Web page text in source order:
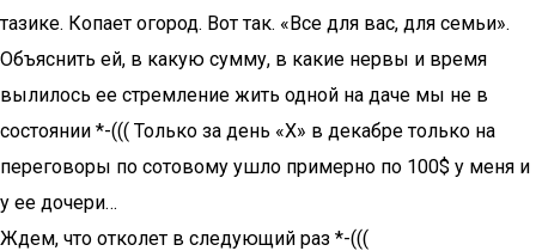
тазике. Копает огород. Вот так. «Все для вас, для семьи».
Объяснить ей, в какую сумму, в какие нервы и время
вылилось ее стремление жить одной на даче мы не в
состоянии *-((( Только за день «Х» в декабре только на
переговоры по сотовому ушло примерно по 100$ у меня и
у ее дочери…
Ждем, что отколет в следующий раз *-(((